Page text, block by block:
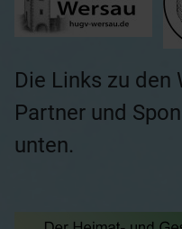
Die Links zu den
Partner und
unten.